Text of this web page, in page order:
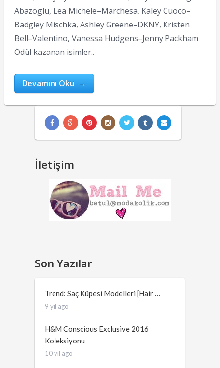
Abazoglu, Lea Michele–Marchesa, Kaley Cuoco–
Badgley Mischka, Ashley Greene–DKNY, Kristen
Bell–Valentino, Vanessa Hudgens–Jenny Packham
Ödül kazanan isimler..
Devamını Oku →
İletişim
Son Yazılar
Trend: Saç Küpesi Modelleri [Hair …
9 yıl ago
H&M Conscious Exclusive 2016
Koleksiyonu
10 yıl ago